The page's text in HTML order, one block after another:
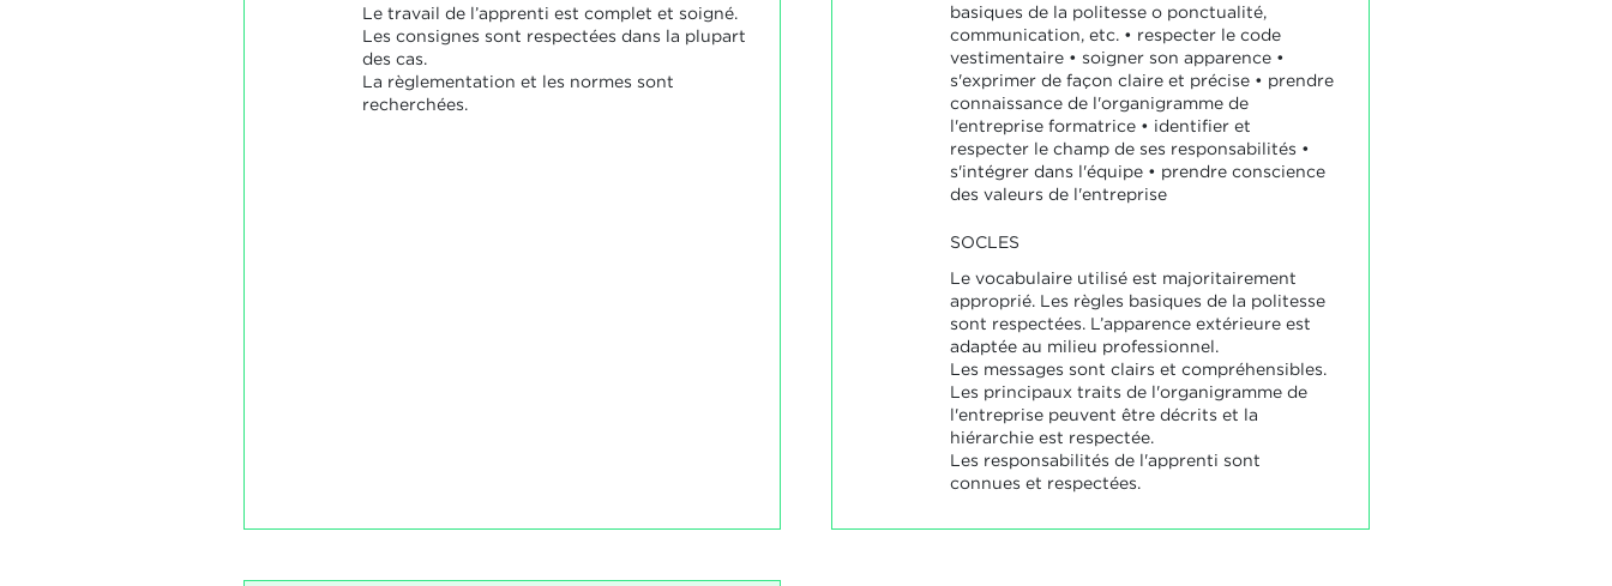
Le travail de l’apprenti est complet et soigné.
Les consignes sont respectées dans la plupart
des cas.
La règlementation et les normes sont
recherchées.
basiques de la politesse o ponctualité,
communication, etc. • respecter le code
vestimentaire • soigner son apparence •
s'exprimer de façon claire et précise • prendre
connaissance de l'organigramme de
l'entreprise formatrice • identifier et
respecter le champ de ses responsabilités •
s'intégrer dans l'équipe • prendre conscience
des valeurs de l'entreprise
SOCLES
Le vocabulaire utilisé est majoritairement
approprié. Les règles basiques de la politesse
sont respectées. L’apparence extérieure est
adaptée au milieu professionnel.
Les messages sont clairs et compréhensibles.
Les principaux traits de l'organigramme de
l'entreprise peuvent être décrits et la
hiérarchie est respectée.
Les responsabilités de l'apprenti sont
connues et respectées.